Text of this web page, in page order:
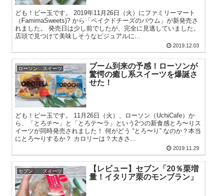
ども！ビー玉です。 2019年11月26日（火）にファミリーマート
（FamimaSweets)? から「ベイクドチーズのバウム」が新発売さ
れました。 発売日は少し前でしたが、完全に見逃していました。
店頭で見つけて美味しそうなビジュアルに...
2019.12.03
ローソン スイーツ
ブーム到来の予感！ローソンが
驚愕の癒し系スイーツを爆誕さ
せた！
ども！ビー玉です。 11月26日（火）、ローソン（UchiCafe）か
ら、「とろチ〜」と「とろテ〜ラ」という2つの新食感とろ〜りス
イーツが同時発売されました！ 何がどう “とろ〜り” なのか？本当
にとろ〜りするか？ カロリーは？大きさ...
2019.11.29
セブン スイーツ
【レビュー】セブン「20％栗増
量！イタリア栗のモンブラン」